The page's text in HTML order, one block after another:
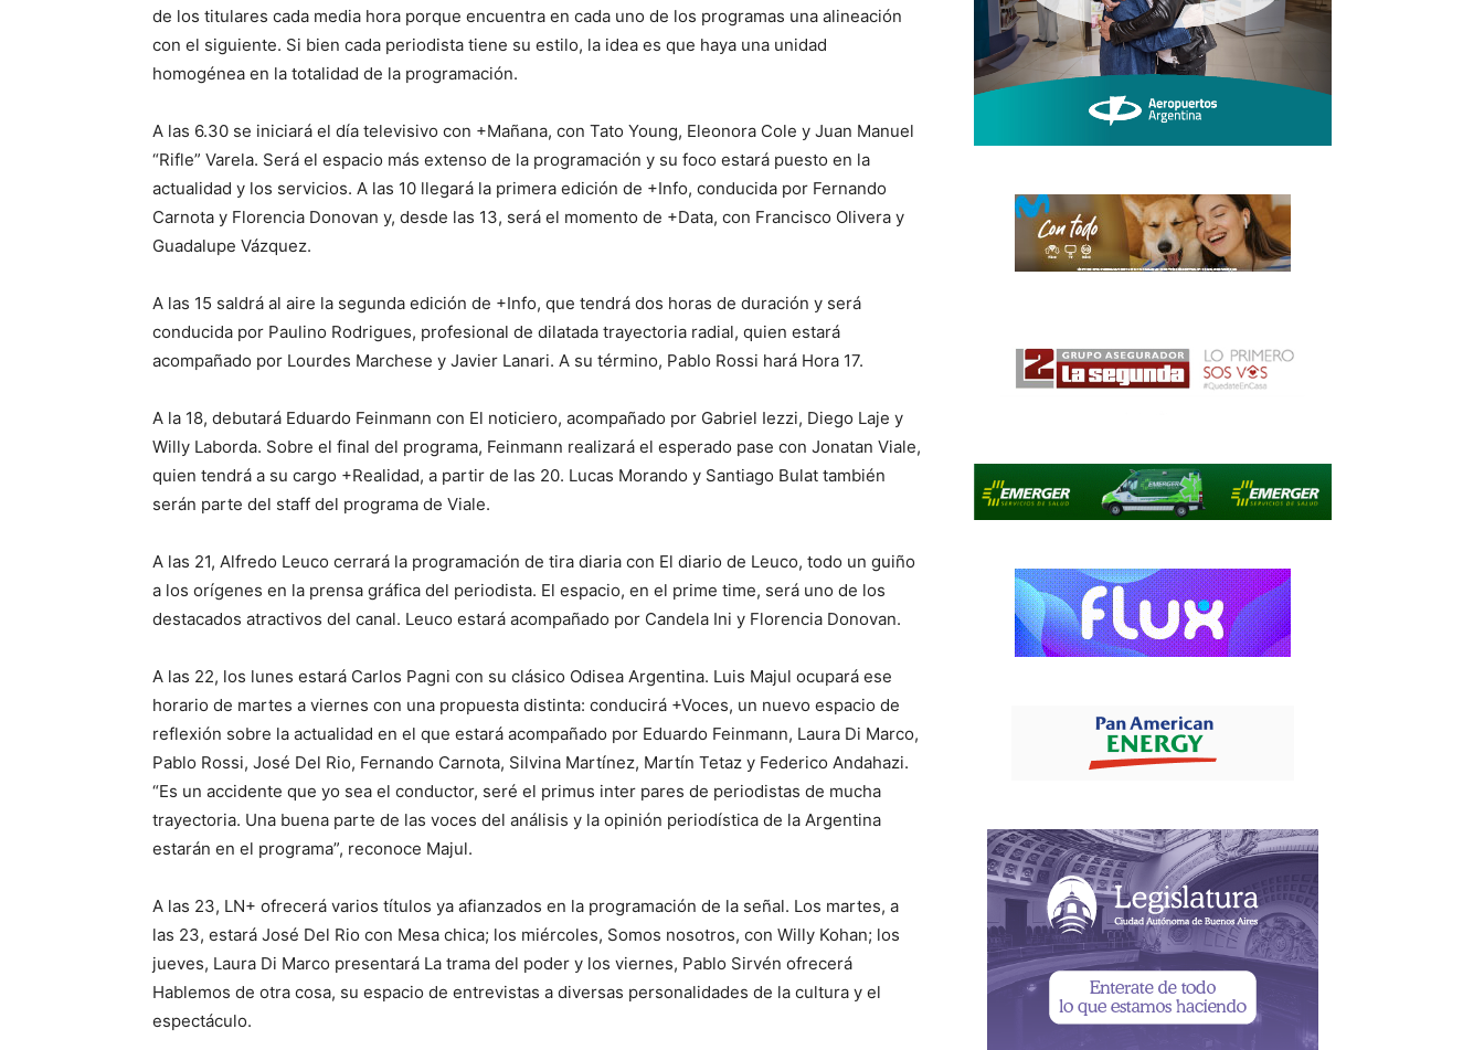
de los titulares cada media hora porque encuentra en cada uno de los programas una alineación
con el siguiente. Si bien cada periodista tiene su estilo, la idea es que haya una unidad
homogénea en la totalidad de la programación.
A las 6.30 se iniciará el día televisivo con +Mañana, con Tato Young, Eleonora Cole y Juan Manuel
“Rifle” Varela. Será el espacio más extenso de la programación y su foco estará puesto en la
actualidad y los servicios. A las 10 llegará la primera edición de +Info, conducida por Fernando
Carnota y Florencia Donovan y, desde las 13, será el momento de +Data, con Francisco Olivera y
Guadalupe Vázquez.
A las 15 saldrá al aire la segunda edición de +Info, que tendrá dos horas de duración y será
conducida por Paulino Rodrigues, profesional de dilatada trayectoria radial, quien estará
acompañado por Lourdes Marchese y Javier Lanari. A su término, Pablo Rossi hará Hora 17.
A la 18, debutará Eduardo Feinmann con El noticiero, acompañado por Gabriel Iezzi, Diego Laje y
Willy Laborda. Sobre el final del programa, Feinmann realizará el esperado pase con Jonatan Viale,
quien tendrá a su cargo +Realidad, a partir de las 20. Lucas Morando y Santiago Bulat también
serán parte del staff del programa de Viale.
A las 21, Alfredo Leuco cerrará la programación de tira diaria con El diario de Leuco, todo un guiño
a los orígenes en la prensa gráfica del periodista. El espacio, en el prime time, será uno de los
destacados atractivos del canal. Leuco estará acompañado por Candela Ini y Florencia Donovan.
A las 22, los lunes estará Carlos Pagni con su clásico Odisea Argentina. Luis Majul ocupará ese
horario de martes a viernes con una propuesta distinta: conducirá +Voces, un nuevo espacio de
reflexión sobre la actualidad en el que estará acompañado por Eduardo Feinmann, Laura Di Marco,
Pablo Rossi, José Del Rio, Fernando Carnota, Silvina Martínez, Martín Tetaz y Federico Andahazi.
“Es un accidente que yo sea el conductor, seré el primus inter pares de periodistas de mucha
trayectoria. Una buena parte de las voces del análisis y la opinión periodística de la Argentina
estarán en el programa”, reconoce Majul.
A las 23, LN+ ofrecerá varios títulos ya afianzados en la programación de la señal. Los martes, a
las 23, estará José Del Rio con Mesa chica; los miércoles, Somos nosotros, con Willy Kohan; los
jueves, Laura Di Marco presentará La trama del poder y los viernes, Pablo Sirvén ofrecerá
Hablemos de otra cosa, su espacio de entrevistas a diversas personalidades de la cultura y el
espectáculo.